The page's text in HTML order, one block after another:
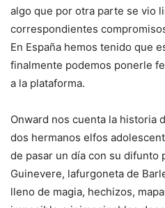
algo que por otra parte se vio
correspondientes
En España hemos tenido que
finalmente podemos ponerle
a la plataforma.
Onward nos cuenta la historia
dos hermanos elfos
de pasar un día con su difunto
Guinevere, lafurgoneta de
lleno de magia, hechizos,